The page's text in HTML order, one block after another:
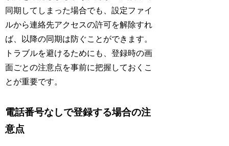
同期してしまった場合でも、設定ファイ
ルから連絡先アクセスの許可を解除すれ
ば、以降の同期は防ぐことができます。
トラブルを避けるためにも、登録時の画
面ごとの注意点を事前に把握しておくこ
とが重要です。
電話番号なしで登録する場合の注
意点